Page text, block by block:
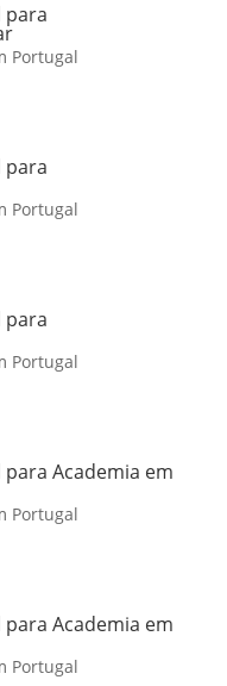
para
Portugal
para
Portugal
para
Portugal
Academia em
Portugal
Academia em
Portugal